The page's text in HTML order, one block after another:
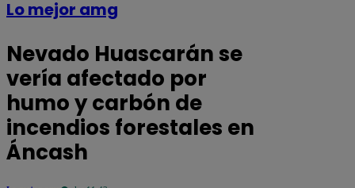
Lo mejor amg
Nevado Huascarán se
vería afectado por
humo y carbón de
incendios forestales en
Áncash